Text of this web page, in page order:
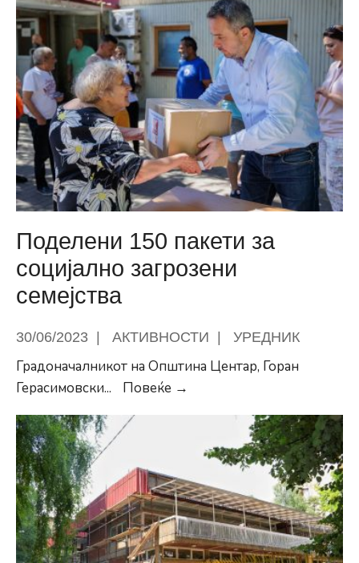
Поделени 150 пакети за
социјално загрозени
семејства
30/06/2023 | АКТИВНОСТИ | УРЕДНИК
Градоначалникот на Општина Центар, Горан
Герасимовски... Повеќе →
социјално
загрозени
семејства